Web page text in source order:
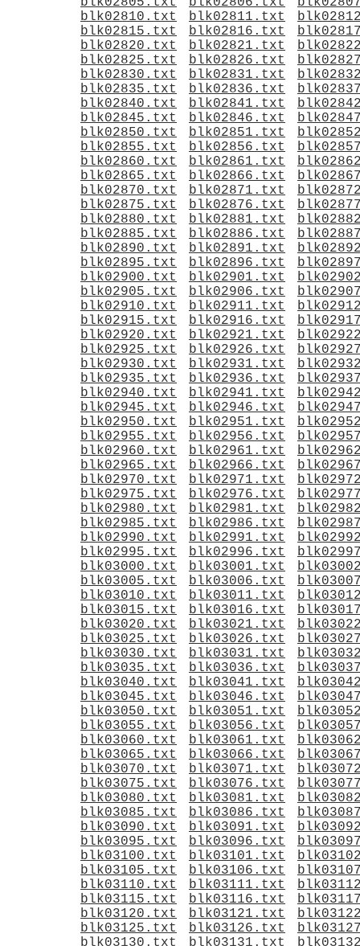
blk02810.txt
blk02811.txt
blk02815.txt
blk02816.txt
blk02820.txt
blk02821.txt
blk02825.txt
blk02826.txt
blk02830.txt
blk02831.txt
blk02835.txt
blk02836.txt
blk02840.txt
blk02841.txt
blk02845.txt
blk02846.txt
blk02850.txt
blk02851.txt
blk02855.txt
blk02856.txt
blk02860.txt
blk02861.txt
blk02865.txt
blk02866.txt
blk02870.txt
blk02871.txt
blk02875.txt
blk02876.txt
blk02880.txt
blk02881.txt
blk02885.txt
blk02886.txt
blk02890.txt
blk02891.txt
blk02895.txt
blk02896.txt
blk02900.txt
blk02901.txt
blk02905.txt
blk02906.txt
blk02910.txt
blk02911.txt
blk02915.txt
blk02916.txt
blk02920.txt
blk02921.txt
blk02925.txt
blk02926.txt
blk02930.txt
blk02931.txt
blk02935.txt
blk02936.txt
blk02940.txt
blk02941.txt
blk02945.txt
blk02946.txt
blk02950.txt
blk02951.txt
blk02955.txt
blk02956.txt
blk02960.txt
blk02961.txt
blk02965.txt
blk02966.txt
blk02970.txt
blk02971.txt
blk02975.txt
blk02976.txt
blk02980.txt
blk02981.txt
blk02985.txt
blk02986.txt
blk02990.txt
blk02991.txt
blk02995.txt
blk02996.txt
blk03000.txt
blk03001.txt
blk03005.txt
blk03006.txt
blk03010.txt
blk03011.txt
blk03015.txt
blk03016.txt
blk03020.txt
blk03021.txt
blk03025.txt
blk03026.txt
blk03030.txt
blk03031.txt
blk03035.txt
blk03036.txt
blk03040.txt
blk03041.txt
blk03045.txt
blk03046.txt
blk03050.txt
blk03051.txt
blk03055.txt
blk03056.txt
blk03060.txt
blk03061.txt
blk03065.txt
blk03066.txt
blk03070.txt
blk03071.txt
blk03075.txt
blk03076.txt
blk03080.txt
blk03081.txt
blk03085.txt
blk03086.txt
blk03090.txt
blk03091.txt
blk03095.txt
blk03096.txt
blk03100.txt
blk03101.txt
blk03105.txt
blk03106.txt
blk03110.txt
blk03111.txt
blk03115.txt
blk03116.txt
blk03120.txt
blk03121.txt
blk03125.txt
blk03126.txt
blk03130.txt
blk03131.txt